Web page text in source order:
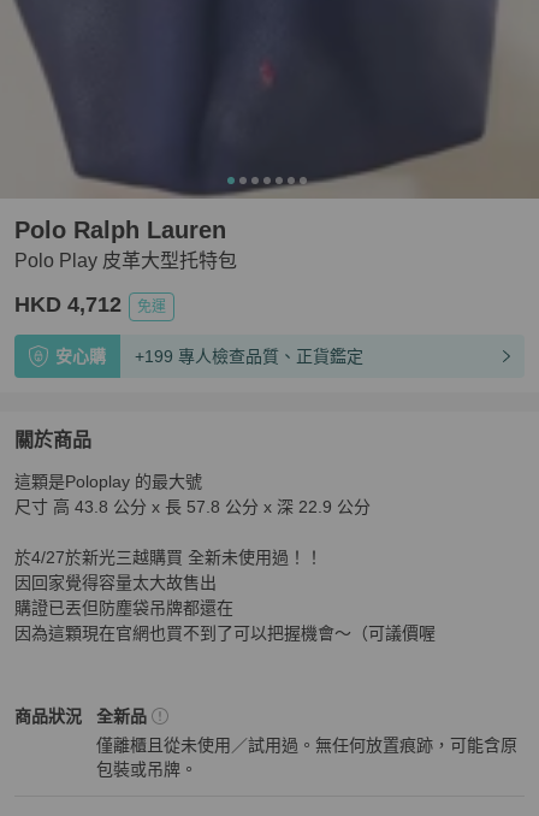
Polo Play 皮革大型托特包
Polo Ralph Lauren
HKD 4,712 免運
安心購 +199 專人檢查品質、正貨鑑定
關於商品
關於Polo Play 皮革大型托特包
這顆是Poloplay 的最大號
尺寸 高 43.8 公分 x 長 57.8 公分 x 深 22.9 公分
於4/27於新光三越購買 全新未使用過！！
因回家覺得容量太大故售出
購證已丟但防塵袋吊牌都還在
因為這顆現在官網也買不到了可以把握機會～（可議價喔
商品狀況
Polo Ralph Lauren女包
全新品
僅離櫃且從未使用／試用過。無任何放置痕跡，可能含原
包裝或吊牌。